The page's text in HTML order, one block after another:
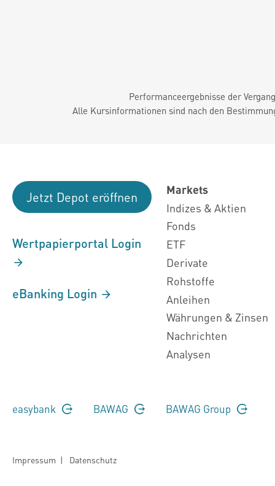
Performanceergebnisse der
Alle Kursinformationen sind nach den
Jetzt Depot eröffnen
Wertpapierportal Login
eBanking Login
Markets
Indizes & Aktien
Fonds
ETF
Derivate
Rohstoffe
Anleihen
Währungen & Zinsen
Nachrichten
Analysen
easybank BAWAG BAWAG Group
Impressum | Datenschutz